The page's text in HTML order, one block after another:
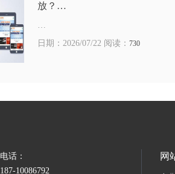
放？…
…
日期：2026/07/22 阅读： 730
电话：
187-10086792
网